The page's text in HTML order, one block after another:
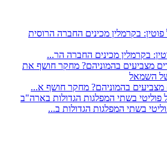
בקרמלין מכינים החברה הר...
בהמוניהם? מחקר חושף א...
בשתי המפלגות הגדולות ב...